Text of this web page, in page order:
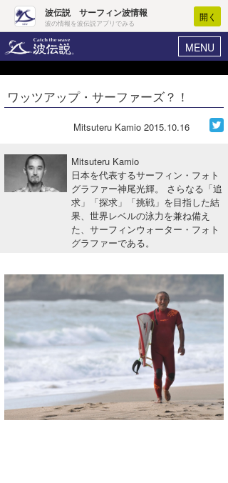
波伝説 サーフィン波情報
波の情報を波伝説アプリでみる
開く
MENU
ヘルプ マイホーム
ログイン
波情報･概況
WAVE HUNTER 波予想ツール
サーフィンエリアガイド
会員メニュー
今月のプレゼント
ワッツアップ・サーファーズ？！
Mitsuteru Kamio 2015.10.16
Mitsuteru Kamio
日本を代表するサーフィン・フォト
グラファー神尾光輝。 さらなる「追
求」「探求」「挑戦」を目指した結
果、世界レベルの泳力を兼ね備え
た、サーフィンウォーター・フォト
グラファーである。
Core Surf Japan
コンテスト
ファッション/グッズ
アート＆エンタメ
ショップ情報
ショップ情報
湘南
千葉北
伊豆
千葉南
ウラナミ
お知らせ
その他
ルール＆How to
VOTE!